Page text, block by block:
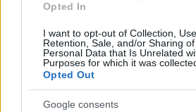
Opted In
I want to opt-out of Collection, Use,
Retention, Sale, and/or Sharing
Personal Data that Is Unrelated
Purposes for which it was
Opted Out
Google consents
τάση,η οποία επιβεβαιώθηκε τη
Ιανουαρίου, ημέρες κατά τις
ανακοινωμένων κρουσμάτων
δείχνοντας τη δυνατότητα της
εντοπισμό της διασποράς στην